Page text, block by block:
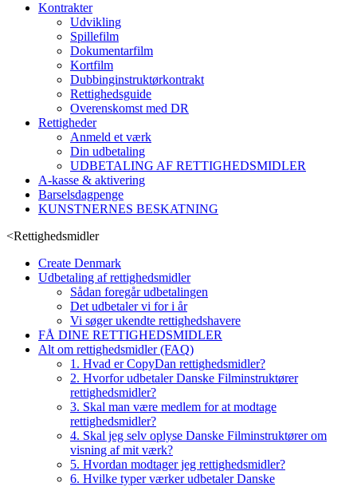
Kontrakter
Udvikling
Spillefilm
Dokumentarfilm
Kortfilm
Dubbinginstruktørkontrakt
Rettighedsguide
Overenskomst med DR
Rettigheder
Anmeld et værk
Din udbetaling
UDBETALING AF RETTIGHEDSMIDLER
A-kasse & aktivering
Barselsdagpenge
KUNSTNERNES BESKATNING
<Rettighedsmidler
Create Denmark
Udbetaling af rettighedsmidler
Sådan foregår udbetalingen
Det udbetaler vi for i år
Vi søger ukendte rettighedshavere
FÅ DINE RETTIGHEDSMIDLER
Alt om rettighedsmidler (FAQ)
1. Hvad er CopyDan rettighedsmidler?
2. Hvorfor udbetaler Danske Filminstruktører
rettighedsmidler?
3. Skal man være medlem for at modtage
rettighedsmidler?
4. Skal jeg selv oplyse Danske Filminstruktører om
visning af mit værk?
5. Hvordan modtager jeg rettighedsmidler?
6. Hvilke typer værker udbetaler Danske